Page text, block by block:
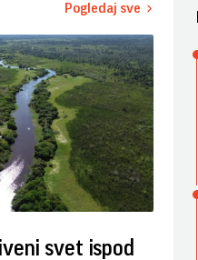
Pogledaj sve
svet ispod